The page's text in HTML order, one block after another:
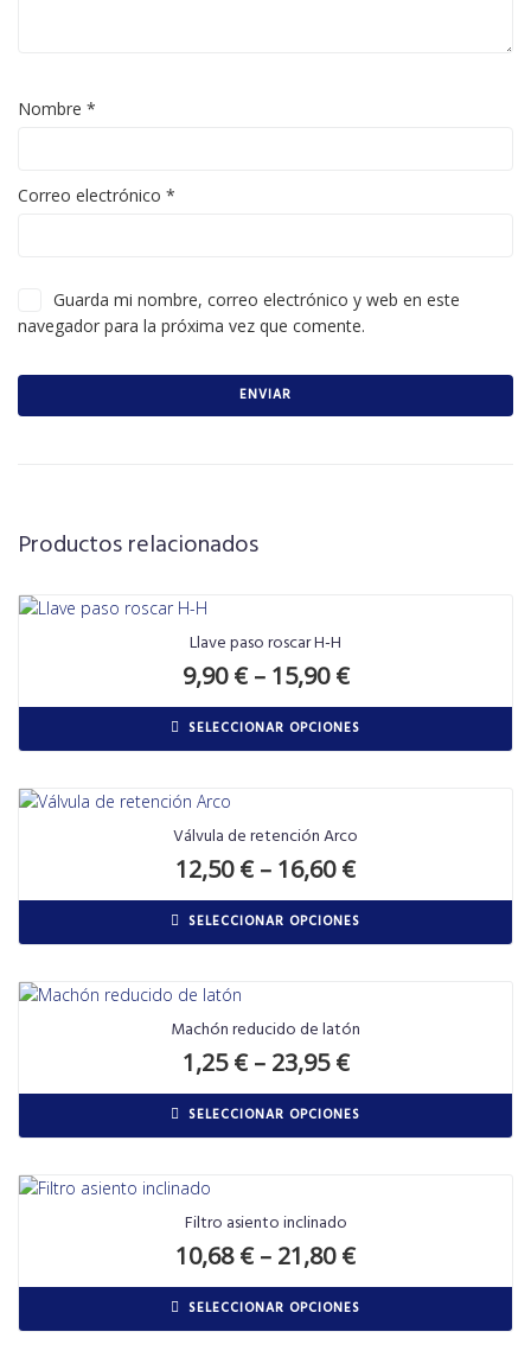
Nombre *
Correo electrónico *
Guarda mi nombre, correo electrónico y web en este
navegador para la próxima vez que comente.
Productos relacionados
Llave paso roscar H-H
9,90€– 15,90€
SELECCIONAR OPCIONES
Válvula de retención Arco
12,50€– 16,60€
SELECCIONAR OPCIONES
Machón reducido de latón
1,25€– 23,95€
SELECCIONAR OPCIONES
Filtro asiento inclinado
10,68€– 21,80€
SELECCIONAR OPCIONES